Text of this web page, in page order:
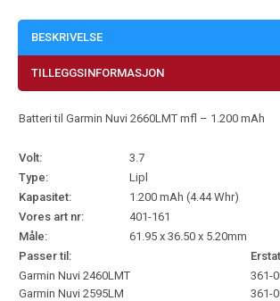
BESKRIVELSE
TILLEGGSINFORMASJON
Batteri til Garmin Nuvi 2660LMT mfl – 1.200 mAh
Volt:
3.7
Type:
Lipl
Kapasitet:
1.200 mAh (4.44 Whr)
Vores art nr:
401-161
Måle:
61.95 x 36.50 x 5.20mm
Passer til:
Garmin Nuvi 2460LMT
Garmin Nuvi 2595LM
361-
361-